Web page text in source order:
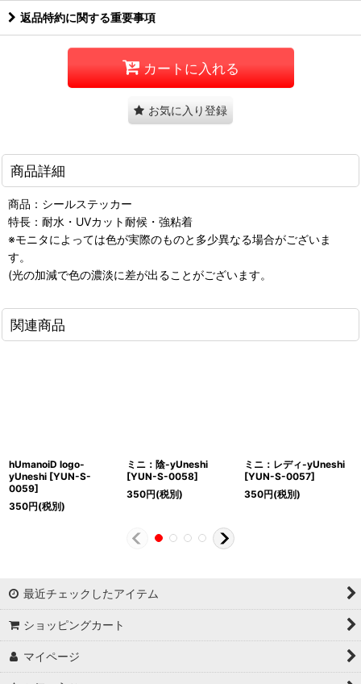
返品特約に関する重要事項
カートに入れる
お気に入り登録
商品詳細
商品：シールステッカー
特長：耐水・UVカット耐候・強粘着
※モニタによっては色が実際のものと多少異なる場合がございま
す。
(光の加減で色の濃淡に差が出ることがございます。
関連商品
hUmanoiD logo-
yUneshi [YUN-S-
0059]
350円(税別)
ミニ：陰-yUneshi
[YUN-S-0058]
350円(税別)
ミニ：レディ-yUneshi
[YUN-S-0057]
350円(税別)
最近チェックしたアイテム
ショッピングカート
マイページ